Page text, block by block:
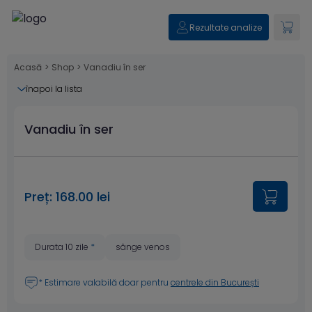
Rezultate analize
Acasă > Shop > Vanadiu în ser
înapoi la lista
Vanadiu în ser
Preț: 168.00 lei
Durata 10 zile * sânge venos
* Estimare valabilă doar pentru centrele din București